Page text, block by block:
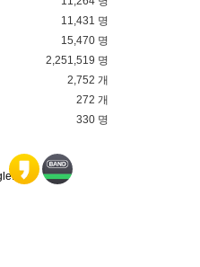
11,431 명
15,470 명
2,251,519 명
2,752 개
272 개
330 명